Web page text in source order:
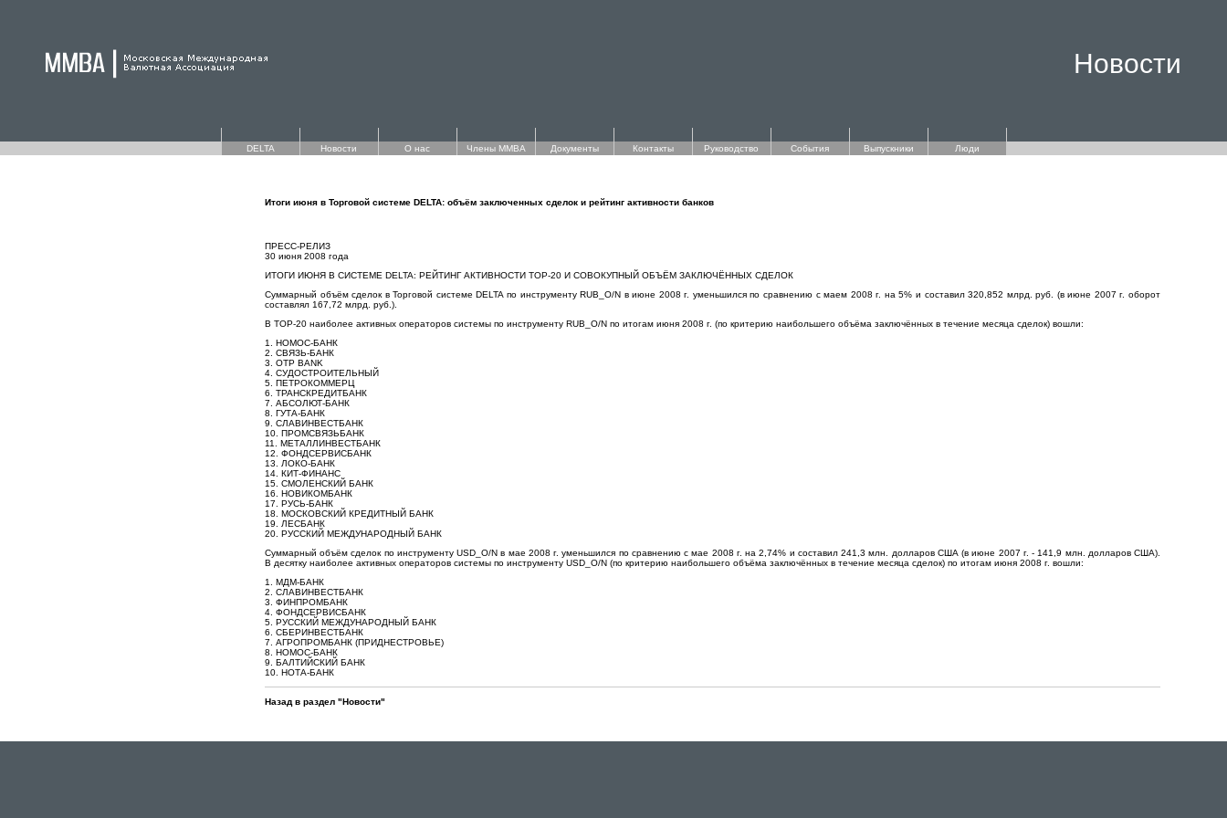
Новости
DELTA Новости О нас Члены ММВА Документы Контакты Руководство События Выпускники Люди
Итоги июня в Торговой системе DELTA: объём заключенных сделок и рейтинг активности банков
ПРЕСС-РЕЛИЗ
30 июня 2008 года
ИТОГИ ИЮНЯ В СИСТЕМЕ DELTA: РЕЙТИНГ АКТИВНОСТИ TOP-20 И СОВОКУПНЫЙ ОБЪЁМ ЗАКЛЮЧЁННЫХ СДЕЛОК
Суммарный объём сделок в Торговой системе DELTA по инструменту RUB_О/N в июне 2008 г. уменьшился по сравнению с маем 2008 г. на 5% и составил 320,852 млрд. руб. (в июне 2007 г. оборот
составлял 167,72 млрд. руб.).
В TOP-20 наиболее активных операторов системы по инструменту RUB_O/N по итогам июня 2008 г. (по критерию наибольшего объёма заключённых в течение месяца сделок) вошли:
1. НОМОС-БАНК
2. СВЯЗЬ-БАНК
3. OTP BANK
4. СУДОСТРОИТЕЛЬНЫЙ
5. ПЕТРОКОММЕРЦ
6. ТРАНСКРЕДИТБАНК
7. АБСОЛЮТ-БАНК
8. ГУТА-БАНК
9. СЛАВИНВЕСТБАНК
10. ПРОМСВЯЗЬБАНК
11. МЕТАЛЛИНВЕСТБАНК
12. ФОНДСЕРВИСБАНК
13. ЛОКО-БАНК
14. КИТ-ФИНАНС
15. СМОЛЕНСКИЙ БАНК
16. НОВИКОМБАНК
17. РУСЬ-БАНК
18. МОСКОВСКИЙ КРЕДИТНЫЙ БАНК
19. ЛЕСБАНК
20. РУССКИЙ МЕЖДУНАРОДНЫЙ БАНК
Суммарный объём сделок по инструменту USD_O/N в мае 2008 г. уменьшился по сравнению с мае 2008 г. на 2,74% и составил 241,3 млн. долларов США (в июне 2007 г. - 141,9 млн. долларов США).
В десятку наиболее активных операторов системы по инструменту USD_O/N (по критерию наибольшего объёма заключённых в течение месяца сделок) по итогам июня 2008 г. вошли:
1. МДМ-БАНК
2. СЛАВИНВЕСТБАНК
3. ФИНПРОМБАНК
4. ФОНДСЕРВИСБАНК
5. РУССКИЙ МЕЖДУНАРОДНЫЙ БАНК
6. СБЕРИНВЕСТБАНК
7. АГРОПРОМБАНК (ПРИДНЕСТРОВЬЕ)
8. НОМОС-БАНК
9. БАЛТИЙСКИЙ БАНК
10. НОТА-БАНК
Назад в раздел "Новости"